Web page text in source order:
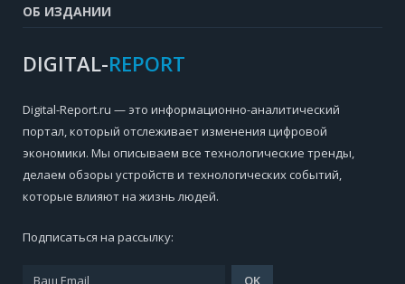
ОБ ИЗДАНИИ
DIGITAL-REPORT
Digital-Report.ru — это информационно-аналитический
портал, который отслеживает изменения цифровой
экономики. Мы описываем все технологические тренды,
делаем обзоры устройств и технологических событий,
которые влияют на жизнь людей.
Подписаться на рассылку: